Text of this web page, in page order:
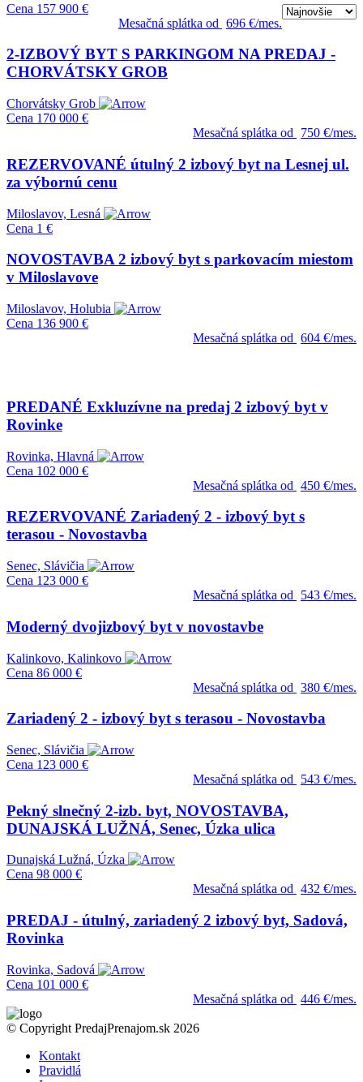
Cena 157 900 €
Mesačná splátka od 696 €/mes.
2-IZBOVÝ BYT S PARKINGOM NA PREDAJ -
CHORVÁTSKY GROB
Chorvátsky Grob
Cena 170 000 €
Mesačná splátka od
750 €/mes.
REZERVOVANÉ útulný 2 izbový byt na Lesnej ul.
za výbornú cenu
Miloslavov, Lesná
Cena 1 €
NOVOSTAVBA 2 izbový byt s parkovacím miestom
v Miloslavove
Miloslavov, Holubia
Cena 136 900 €
Mesačná splátka od 604 €/mes.
PREDANÉ Exkluzívne na predaj 2 izbový byt v
Rovinke
Rovinka, Hlavná
Cena 102 000 €
Mesačná splátka od 450 €/mes.
REZERVOVANÉ Zariadený 2 - izbový byt s
terasou - Novostavba
Senec, Slávičia
Cena 123 000 €
Mesačná splátka od
543 €/mes.
Moderný dvojizbový byt v novostavbe
Kalinkovo, Kalinkovo
Cena 86 000 €
Mesačná splátka od 380 €/mes.
Zariadený 2 - izbový byt s terasou - Novostavba
Senec, Slávičia
Cena 123 000 €
Mesačná splátka od
543 €/mes.
Pekný slnečný 2-izb. byt, NOVOSTAVBA,
DUNAJSKÁ LUŽNÁ, Senec, Úzka ulica
Dunajská Lužná, Úzka
Cena 98 000 €
Mesačná splátka od 432 €/mes.
PREDAJ - útulný, zariadený 2 izbový byt, Sadová,
Rovinka
Rovinka, Sadová
Cena 101 000 €
Mesačná splátka od 446 €/mes.
© Copyright PredajPrenajom.sk 2026
Kontakt
Pravidlá